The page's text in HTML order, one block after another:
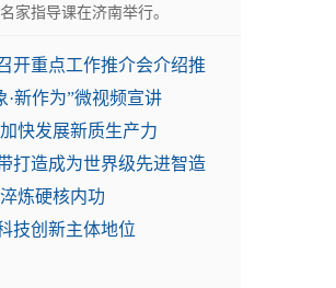
家指导课在济南举行。
开重点工作推介会介绍推
·新作为”微视频宣讲
快发展新质生产力
打造成为世界级先进智造
炼硬核内功
技创新主体地位